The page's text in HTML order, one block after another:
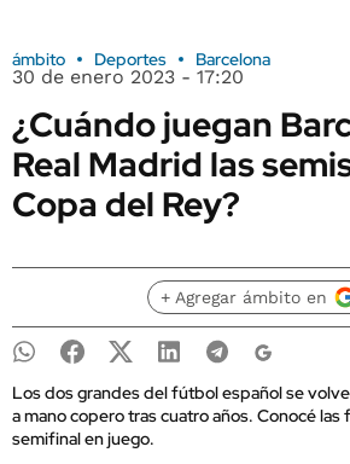
ámbito Deportes Barcelona
30 de enero 2023 - 17:20
¿Cuándo juegan
Real Madrid las
Copa del Rey?
+ Agregar ámbito en
Los dos grandes del fútbol español se
a mano copero tras cuatro años. Conocé las
semifinal en juego.